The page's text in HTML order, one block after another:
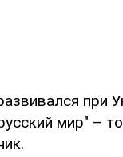
при
мир" –